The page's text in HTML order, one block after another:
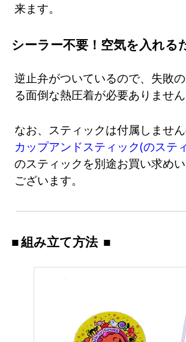
来ます。
シーラー不要！空気を入れる
逆止弁がついているので、失敗
る面倒な熱圧着が必要ありません
なお、スティックは付属しません
カップアンドスティック(のステ
のスティックを別途お買い求め
ございます。
組み立て方法